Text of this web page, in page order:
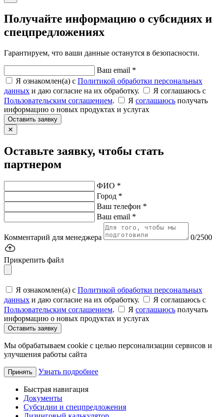
Получайте информацию о субсидиях и
спецпредложениях
Гарантируем, что ваши данные останутся в безопасности.
Ваш email *
Я ознакомлен(а) с Политикой обработки персональных
данных и даю согласие на их обработку.
Я соглашаюсь c
Пользовательским соглашением. Я соглашаюсь получать
информацию о новых продуктах и услугах
Оставить заявку
✕
Оставьте заявку, чтобы стать
партнером
ФИО *
Город *
Ваш телефон *
Ваш email *
Комментарий для менеджера 0/2500
Прикрепить файл
Я ознакомлен(а) с Политикой обработки персональных
данных и даю согласие на их обработку.
Я соглашаюсь c
Пользовательским соглашением. Я соглашаюсь получать
информацию о новых продуктах и услугах
Оставить заявку
Мы обрабатываем cookie с целью персонализации сервисов и
улучшения работы сайта
Принять Узнать подробнее
Быстрая навигация
Документы
Субсидии и спецпредложения